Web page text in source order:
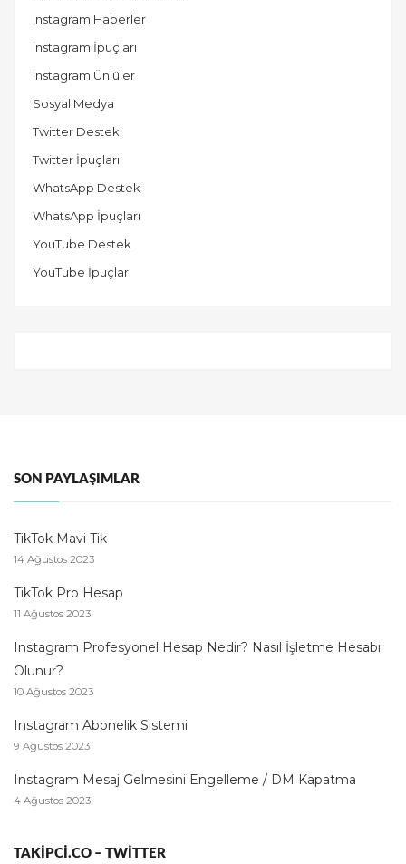
Instagram Haberler
Instagram İpuçları
Instagram Ünlüler
Sosyal Medya
Twitter Destek
Twitter İpuçları
WhatsApp Destek
WhatsApp İpuçları
YouTube Destek
YouTube İpuçları
SON PAYLAŞIMLAR
TikTok Mavi Tik
14 Ağustos 2023
TikTok Pro Hesap
11 Ağustos 2023
Instagram Profesyonel Hesap Nedir? Nasıl İşletme Hesabı
Olunur?
10 Ağustos 2023
Instagram Abonelik Sistemi
9 Ağustos 2023
Instagram Mesaj Gelmesini Engelleme / DM Kapatma
4 Ağustos 2023
TAKIPCI.CO – TWITTER